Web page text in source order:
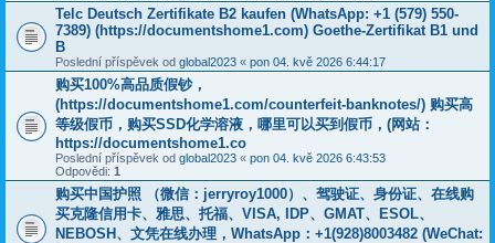
Telc Deutsch Zertifikate B2 kaufen (WhatsApp: +1 (579) 550-
7389) (https://documentshome1.com) Goethe-Zertifikat B1 und
B
Poslední příspěvek od global2023 « pon 04. kvě 2026 6:44:17
购买100%高品质假钞，
(https://documentshome1.com/counterfeit-banknotes/) 购买高
等级假币，购买SSD化学溶液，哪里可以买到假币，(网站：
https://documentshome1.co
Poslední příspěvek od global2023 « pon 04. kvě 2026 6:43:53
Odpovědi: 1
购买中国护照 （微信：jerryroy1000）、驾驶证、身份证、在线购
买克隆信用卡、雅思、托福、VISA, IDP、GMAT、ESOL、
NEBOSH、文凭在线办理，WhatsApp：+1(928)8003482 (WeChat: